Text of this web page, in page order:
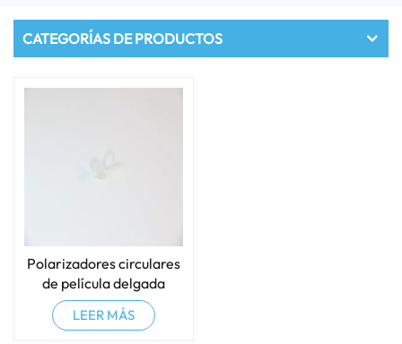
CATEGORÍAS DE PRODUCTOS
Polarizadores circulares
de película delgada
LEER MÁS